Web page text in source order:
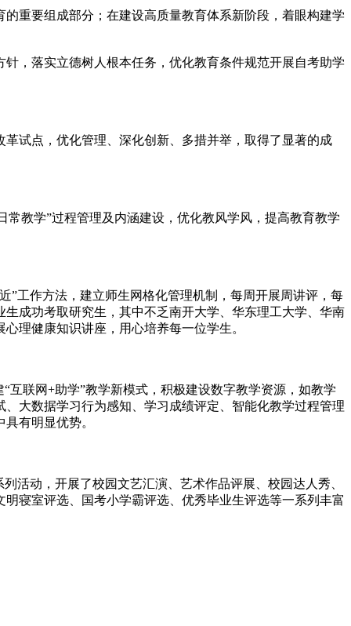
重要组成部分；在建设高质量教育体系新阶段，着眼构建学
，落实立德树人根本任务，优化教育条件规范开展自考助学
试点，优化管理、深化创新、多措并举，取得了显著的成
教学”过程管理及内涵建设，优化教风学风，提高教育教学
工作方法，建立师生网格化管理机制，每周开展周讲评，每
成功考取研究生，其中不乏南开大学、华东理工大学、华南
理健康知识讲座，用心培养每一位学生。
联网+助学”教学新模式，积极建设数字教学资源，如教学
大数据学习行为感知、学习成绩评定、智能化教学过程管理
有明显优势。
动，开展了校园文艺汇演、艺术作品评展、校园达人秀、
寝室评选、国考小学霸评选、优秀毕业生评选等一系列丰富